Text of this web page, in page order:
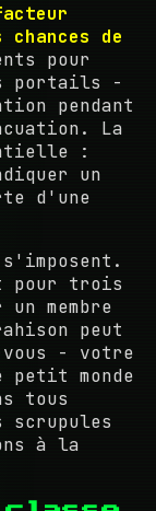
de
pour
portails -
pendant
La
:
un
d'une
pour trois
membre
peut
vous - votre
petit monde
tous
scrupules
à la